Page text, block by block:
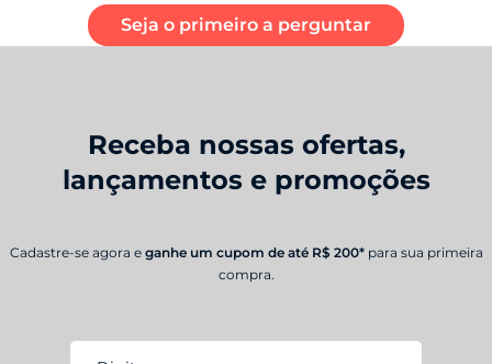
Seja o primeiro a perguntar
Receba nossas ofertas,
lançamentos e promoções
Cadastre-se agora e ganhe um cupom de até R$ 200* para sua primeira
compra.